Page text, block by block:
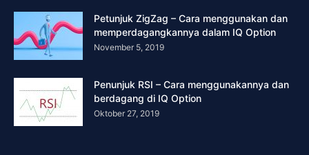
Petunjuk ZigZag – Cara menggunakan dan
memperdagangkannya dalam IQ Option
November 5, 2019
Penunjuk RSI – Cara menggunakannya dan
berdagang di IQ Option
Oktober 27, 2019